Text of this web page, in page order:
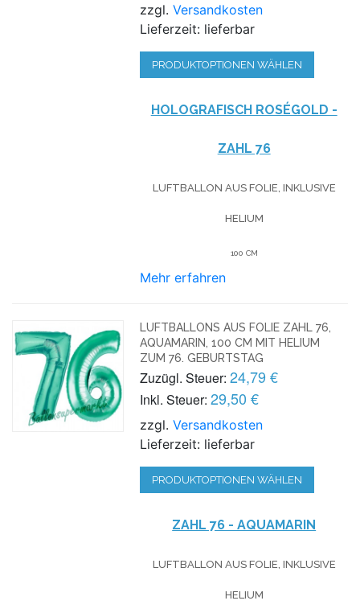
zzgl.Versandkosten
Lieferzeit: lieferbar
PRODUKTOPTIONEN WÄHLEN
HOLOGRAFISCH ROSÉGOLD -
ZAHL 76
LUFTBALLON AUS FOLIE, INKLUSIVE
HELIUM
100 CM
Mehr erfahren
LUFTBALLONS AUS FOLIE ZAHL 76,
AQUAMARIN, 100 CM MIT HELIUM
ZUM 76. GEBURTSTAG
Zuzügl. Steuer: 24,79 €
Inkl. Steuer: 29,50 €
zzgl.Versandkosten
Lieferzeit: lieferbar
PRODUKTOPTIONEN WÄHLEN
ZAHL 76 - AQUAMARIN
LUFTBALLON AUS FOLIE, INKLUSIVE
HELIUM